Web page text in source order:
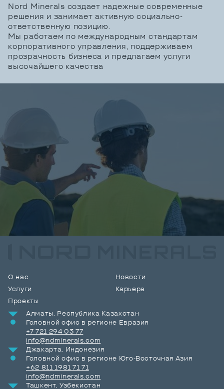
Nord Minerals создает надежные современные
решения и занимает активную социально-
ответственную позицию.
Мы работаем по международным стандартам
корпоративного управления, поддерживаем
прозрачность бизнеса и предлагаем услуги
высочайшего качества
О нас
Услуги
Проекты
Новости
Карьера
Алматы, Республика Казахстан
Головной офис в регионе Евразия
+7 721 294 03 77
info@ndminerals.com
Джакарта, Индонезия
Головной офис в регионе Юго-Восточная Азия
+62 811 1981 71 71
info@ndminerals.com
Ташкент, Узбекистан